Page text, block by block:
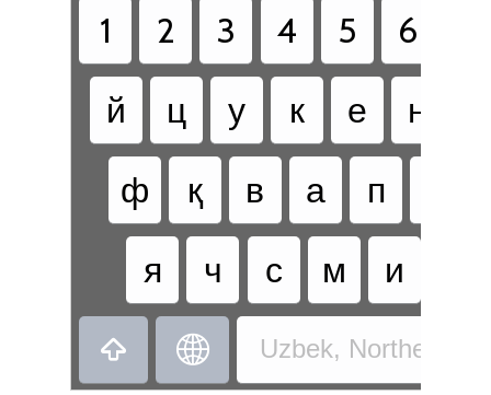
1 2 3 4 5 6
й
ц у к е н
ф
қ в а п
я
ч с м и
  Uzbek, Northern -